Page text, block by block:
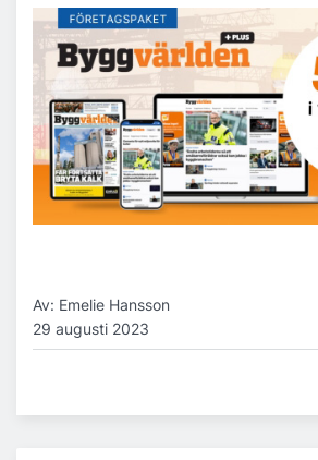
Av: Emelie Hansson
29 augusti 2023